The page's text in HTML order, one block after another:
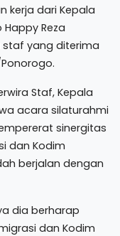
kerja dari Kepala
Reza
staf yang diterima
Staf, Kepala
acara silaturahmi
sinergitas
dan Kodim
berjalan dengan
dia berharap
dan Kodim